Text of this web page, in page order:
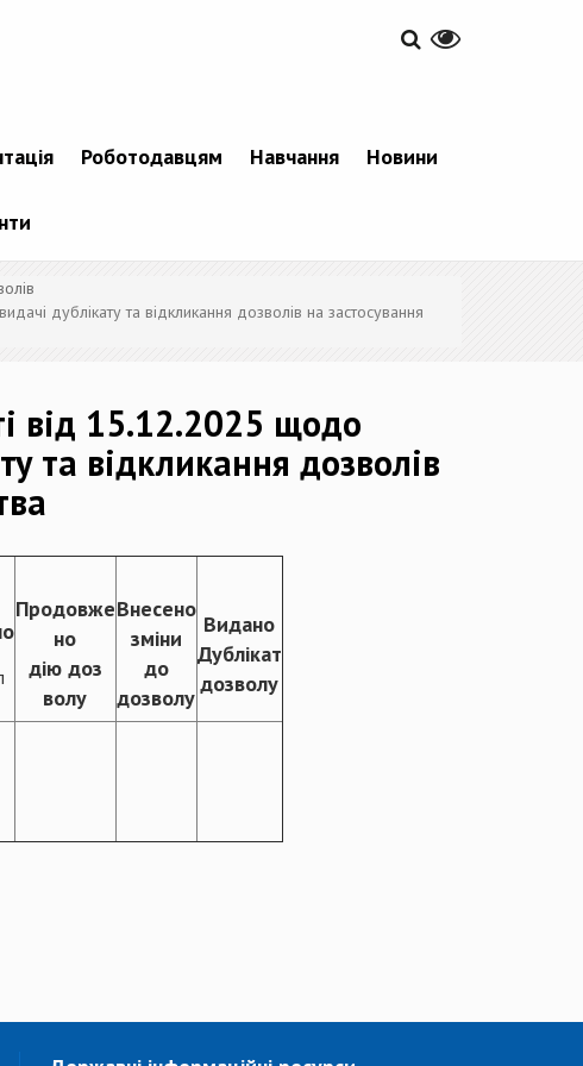
Роботодавцям Навчання Новини
дублікату та відкликання дозволів на застосування
від 15.12.2025 щодо
та відкликання дозволів
Продовже
но
дію доз
волу
Внесено
зміни
до
дозволу
Видано
Дублікат
дозволу